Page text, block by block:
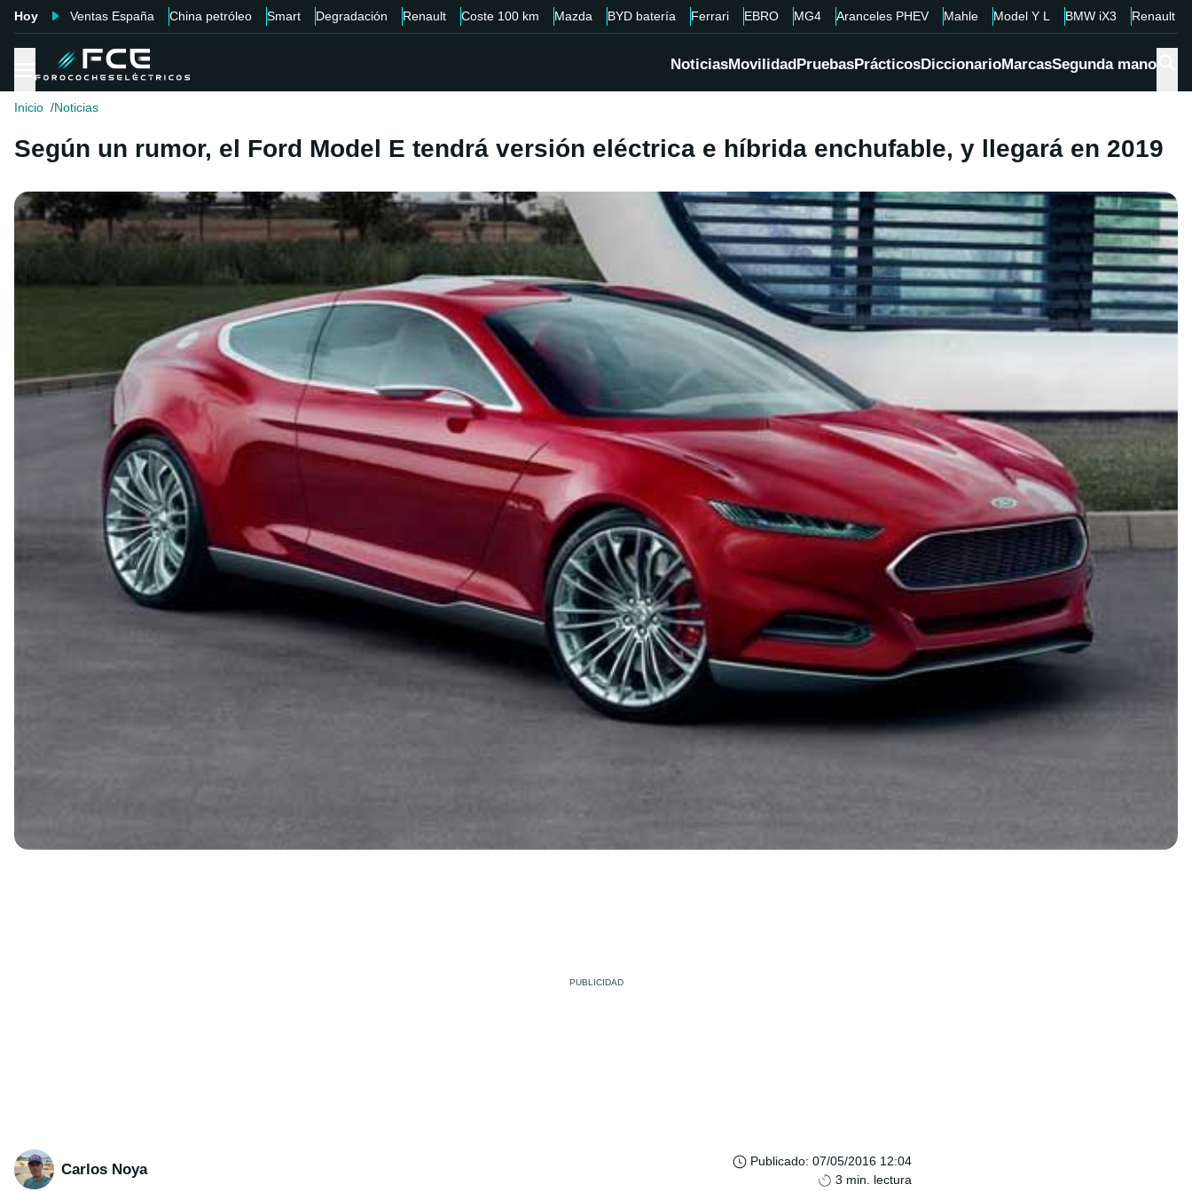
Hoy Ventas España China petróleo Smart Degradación Renault Coste 100 km Mazda BYD batería Ferrari EBRO MG4 Aranceles PHEV Mahle Model Y L BMW iX3 Renault
NoticiasMovilidadPruebasPrácticosDiccionarioMarcasSegunda mano
Inicio Noticias
Según un rumor, el Ford Model E tendrá versión eléctrica e híbrida enchufable, y llegará en 2019
Carlos Noya Publicado: 07/05/2016 12:04
3 min. lectura